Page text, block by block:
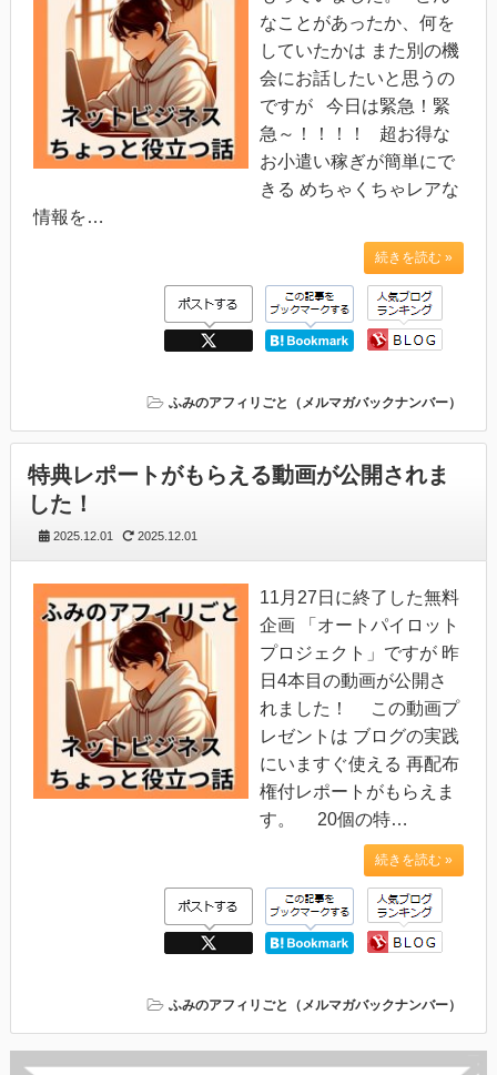
なことがあったか、何を
していたかは また別の機
会にお話したいと思うの
ですが 今日は緊急！緊
急～！！！！ 超お得な
お小遣い稼ぎが簡単にで
きる めちゃくちゃレアな
情報を…
続きを読む »
ふみのアフィリごと（メルマガバックナンバー）
特典レポートがもらえる動画が公開されま
した！
2025.12.01 2025.12.01
11月27日に終了した無料
企画 「オートパイロット
プロジェクト」ですが 昨
日4本目の動画が公開さ
れました！ この動画プ
レゼントは ブログの実践
にいますぐ使える 再配布
権付レポートがもらえま
す。 20個の特…
続きを読む »
ふみのアフィリごと（メルマガバックナンバー）